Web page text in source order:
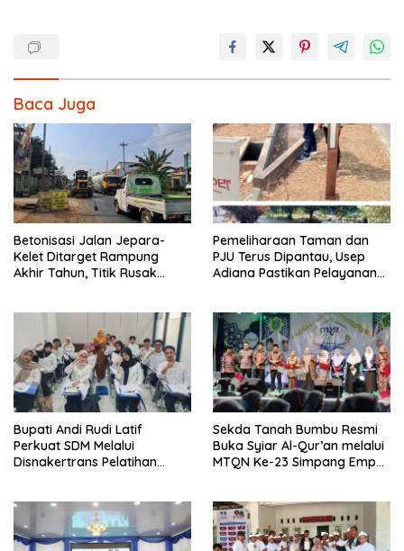
Baca Juga
Betonisasi Jalan Jepara-
Kelet Ditarget Rampung
Akhir Tahun, Titik Rusak
Pemeliharaan Taman dan
PJU Terus Dipantau, Usep
Adiana Pastikan Pelayanan
Bupati Andi Rudi Latif
Perkuat SDM Melalui
Disnakertrans Pelatihan
Sekda Tanah Bumbu Resmi
Buka Syiar Al-Qur’an melalui
MTQN Ke-23 Simpang Empat